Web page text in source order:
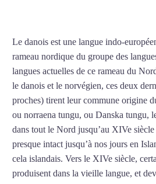
Le danois est une langue indo-
rameau nordique du groupe des
langues actuelles de ce rameau du
le danois et le norvégien, ces deux
proches) tirent leur commune origine
ou norraena tungu, ou Danska tungu,
dans tout le Nord jusqu’au XIVe
presque intact jusqu’à nos jours en
cela islandais. Vers le XIVe siècle,
produisent dans la vieille langue, et